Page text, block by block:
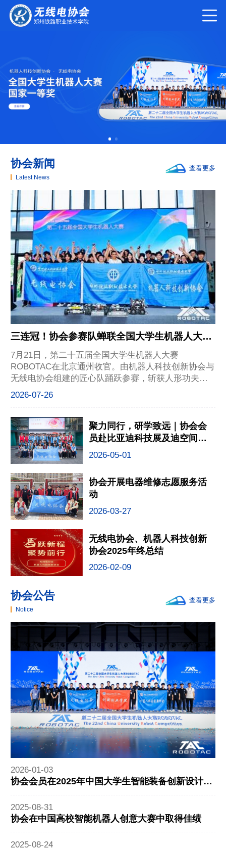
协会新闻
Latest News
查看更多
三连冠！协会参赛队蝉联全国大学生机器人大赛
ROBOTAC全国总冠军
7月21日，第二十五届全国大学生机器人大赛
ROBOTAC在北京通州收官。由机器人科技创新协会与
无线电协会组建的匠心队踊跃参赛，斩获人形功夫搏
击赛小型组亚军、大型组季军，足式机器人挑战赛跑
实现三连冠。赛事共
2026-07-26
聚力同行，研学致远｜协会会
员赴比亚迪科技展及迪空间参
观学习
2026-05-01
协会开展电器维修志愿服务活
动
2026-03-27
无线电协会、机器人科技创新
协会2025年终总结
2026-02-09
协会公告
Notice
查看更多
2026-01-03
协会会员在2025年中国大学生智能装备创新设计大
2025-08-31
协会在中国高校智能机器人创意大赛中取得佳绩
2025-08-24